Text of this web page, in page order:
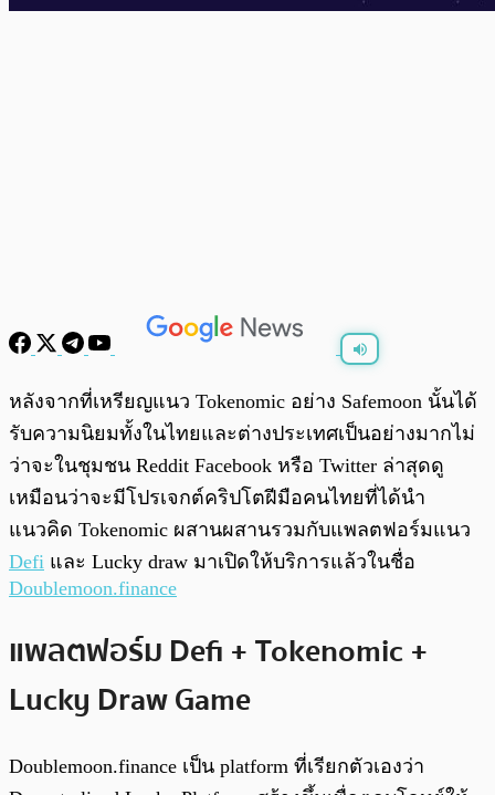
พร้อมเล่น 0:00
หลังจากที่เหรียญแนว Tokenomic อย่าง Safemoon นั้นได้
รับความนิยมทั้งในไทยและต่างประเทศเป็นอย่างมากไม่
ว่าจะในชุมชน Reddit Facebook หรือ Twitter ล่าสุดดู
เหมือนว่าจะมีโปรเจกต์คริปโตฝีมือคนไทยที่ได้นำ
แนวคิด Tokenomic ผสานผสานรวมกับแพลตฟอร์มแนว
Defi และ Lucky draw มาเปิดให้บริการแล้วในชื่อ
Doublemoon.finance
แพลตฟอร์ม Defi + Tokenomic +
Lucky Draw Game
Doublemoon.finance เป็น platform ที่เรียกตัวเองว่า